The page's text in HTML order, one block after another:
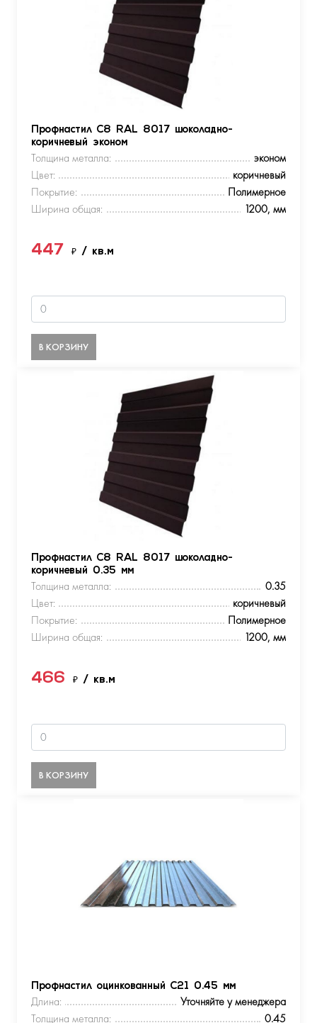
Профнастил С8 RAL 8017 шоколадно-
коричневый эконом
Толщина металла:
эконом
Цвет:
коричневый
Покрытие:
Полимерное
Ширина общая:
1200, мм
447 ₽ / кв.м
В КОРЗИНУ
Профнастил С8 RAL 8017 шоколадно-
коричневый 0.35 мм
Толщина металла:
0.35
Цвет:
коричневый
Покрытие:
Полимерное
Ширина общая:
1200, мм
466 ₽ / кв.м
В КОРЗИНУ
Профнастил оцинкованный С21 0.45 мм
Длина:
Уточняйте у менеджера
Толщина металла:
0.45